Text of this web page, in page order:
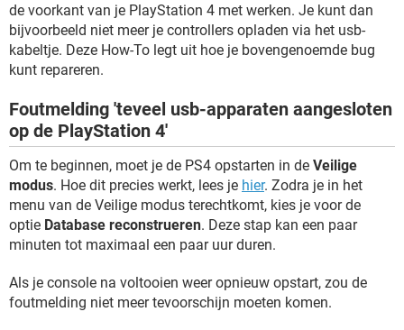
de voorkant van je PlayStation 4 met werken. Je kunt dan
bijvoorbeeld niet meer je controllers opladen via het usb-
kabeltje. Deze How-To legt uit hoe je bovengenoemde bug
kunt repareren.
Foutmelding 'teveel usb-apparaten aangesloten
op de PlayStation 4'
Om te beginnen, moet je de PS4 opstarten in de Veilige
modus. Hoe dit precies werkt, lees je hier. Zodra je in het
menu van de Veilige modus terechtkomt, kies je voor de
optie Database reconstrueren. Deze stap kan een paar
minuten tot maximaal een paar uur duren.
Als je console na voltooien weer opnieuw opstart, zou de
foutmelding niet meer tevoorschijn moeten komen.